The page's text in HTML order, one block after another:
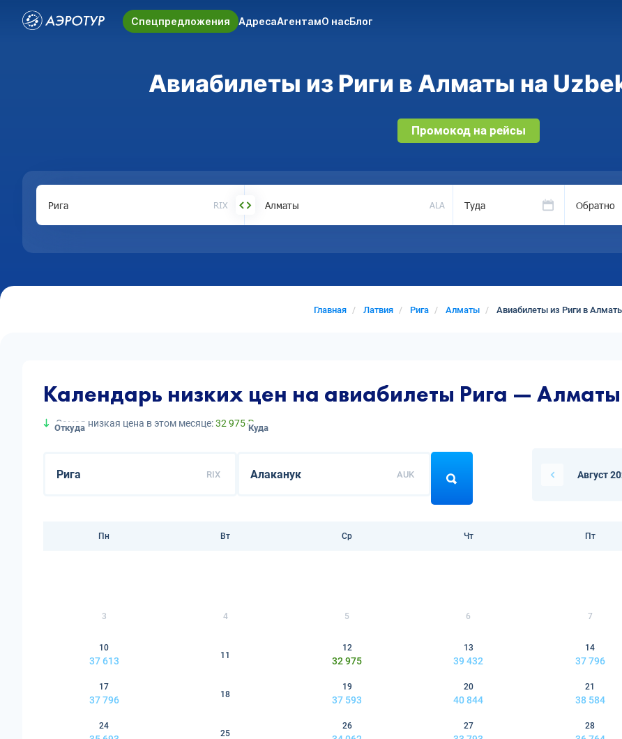
Спецпредложения АдресаАгентамО насБлог
Авиабилеты из Риги в Алматы на
Промокод на рейсы
RIX ALA Туда Обратно
Главная Латвия Рига Алматы Авиабилеты из Риги в
Календарь низких цен на авиабилеты Рига — Алматы
Самая низкая цена в этом месяце:32 975 ₽
Откуда
RIX
Куда
AUK Август
Пн Вт Ср Чт Пт
3 4 5 6 7
10
37 613
11
12
32 975
13
39 432
14
37 796
17
37 796
18
19
37 593
20
40 844
21
38 584
24
25
26 27 28